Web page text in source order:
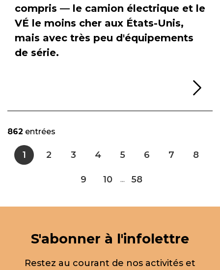
compris — le camion électrique et le
VÉ le moins cher aux États-Unis,
mais avec très peu d'équipements
de série.
862 entrées
1 2 3 4 5 6 7 8
9 10 ... 58
S'abonner à l'infolettre
Restez au courant de nos activités et